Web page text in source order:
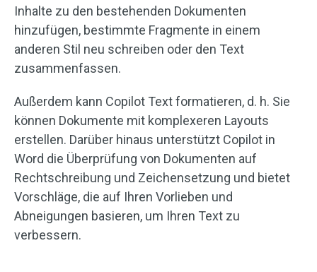
Inhalte zu den bestehenden Dokumenten
hinzufügen, bestimmte Fragmente in einem
anderen Stil neu schreiben oder den Text
zusammenfassen.
Außerdem kann Copilot Text formatieren, d. h. Sie
können Dokumente mit komplexeren Layouts
erstellen. Darüber hinaus unterstützt Copilot in
Word die Überprüfung von Dokumenten auf
Rechtschreibung und Zeichensetzung und bietet
Vorschläge, die auf Ihren Vorlieben und
Abneigungen basieren, um Ihren Text zu
verbessern.